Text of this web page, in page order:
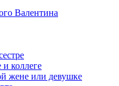
Валентина
коллеге
жене или девушке